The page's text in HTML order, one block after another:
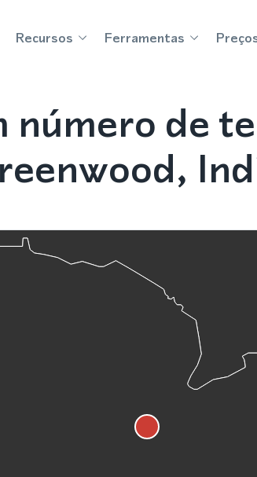
Recursos Ferramentas
número de